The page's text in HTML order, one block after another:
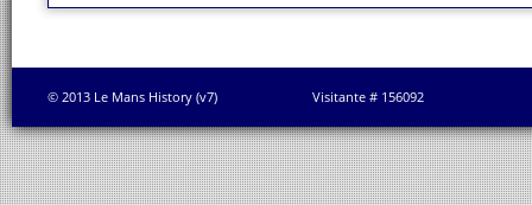
© 2013 Le Mans History (v7) Visitante # 156092